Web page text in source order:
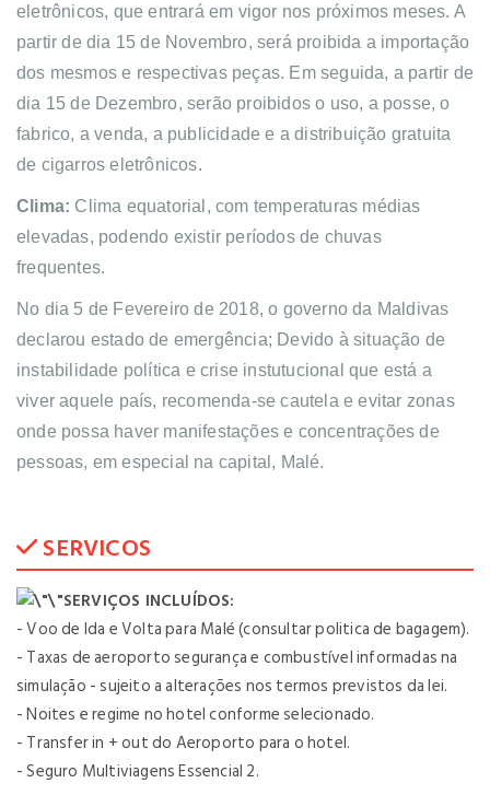
eletrônicos, que entrará em vigor nos próximos meses. A
partir de dia 15 de Novembro, será proibida a importação
dos mesmos e respectivas peças. Em seguida, a partir de
dia 15 de Dezembro, serão proibidos o uso, a posse, o
fabrico, a venda, a publicidade e a distribuição gratuita
de cigarros eletrônicos.
Clima: Clima equatorial, com temperaturas médias
elevadas, podendo existir períodos de chuvas
frequentes.
No dia 5 de Fevereiro de 2018, o governo da Maldivas
declarou estado de emergência; Devido à situação de
instabilidade política e crise instutucional que está a
viver aquele país, recomenda-se cautela e evitar zonas
onde possa haver manifestações e concentrações de
pessoas, em especial na capital, Malé.
SERVICOS
SERVIÇOS INCLUÍDOS:
- Voo de Ida e Volta para Malé (consultar politica de bagagem).
- Taxas de aeroporto segurança e combustível informadas na
simulação - sujeito a alterações nos termos previstos da lei.
- Noites e regime no hotel conforme selecionado.
- Transfer in + out do Aeroporto para o hotel.
- Seguro Multiviagens Essencial 2.